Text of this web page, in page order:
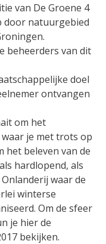
van De Groene 4
door natuurgebied
beheerders van dit
doel
ontvangen
om het
je met trots op
beleven van de
hardlopend, als
waar de
winterse
Om de sfeer
je hier de
bekijken.